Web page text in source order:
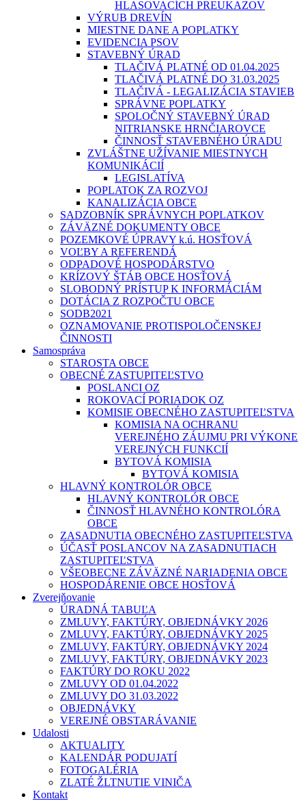
HLASOVACÍCH PREUKAZOV
VÝRUB DREVÍN
MIESTNE DANE A POPLATKY
EVIDENCIA PSOV
STAVEBNÝ ÚRAD
TLAČIVÁ PLATNÉ OD 01.04.2025
TLAČIVÁ PLATNÉ DO 31.03.2025
TLAČIVÁ - LEGALIZÁCIA STAVIEB
SPRÁVNE POPLATKY
SPOLOČNÝ STAVEBNÝ ÚRAD
NITRIANSKE HRNČIAROVCE
ČINNOSŤ STAVEBNÉHO ÚRADU
ZVLÁŠTNE UŽÍVANIE MIESTNYCH
KOMUNIKÁCIÍ
LEGISLATÍVA
POPLATOK ZA ROZVOJ
KANALIZÁCIA OBCE
SADZOBNÍK SPRÁVNYCH POPLATKOV
ZÁVÄZNÉ DOKUMENTY OBCE
POZEMKOVÉ ÚPRAVY k.ú. HOSŤOVÁ
VOĽBY A REFERENDÁ
ODPADOVÉ HOSPODÁRSTVO
KRÍZOVÝ ŠTÁB OBCE HOSŤOVÁ
SLOBODNÝ PRÍSTUP K INFORMÁCIÁM
DOTÁCIA Z ROZPOČTU OBCE
SODB2021
OZNAMOVANIE PROTISPOLOČENSKEJ
ČINNOSTI
Samospráva
STAROSTA OBCE
OBECNÉ ZASTUPITEĽSTVO
POSLANCI OZ
ROKOVACÍ PORIADOK OZ
KOMISIE OBECNÉHO ZASTUPITEĽSTVA
KOMISIA NA OCHRANU
VEREJNÉHO ZÁUJMU PRI VÝKONE
VEREJNÝCH FUNKCIÍ
BYTOVÁ KOMISIA
BYTOVÁ KOMISIA
HLAVNÝ KONTROLÓR OBCE
HLAVNÝ KONTROLÓR OBCE
ČINNOSŤ HLAVNÉHO KONTROLÓRA
OBCE
ZASADNUTIA OBECNÉHO ZASTUPITEĽSTVA
ÚČASŤ POSLANCOV NA ZASADNUTIACH
ZASTUPITEĽSTVA
VŠEOBECNE ZÁVÄZNÉ NARIADENIA OBCE
HOSPODÁRENIE OBCE HOSŤOVÁ
Zverejňovanie
ÚRADNÁ TABUĽA
ZMLUVY, FAKTÚRY, OBJEDNÁVKY 2026
ZMLUVY, FAKTÚRY, OBJEDNÁVKY 2025
ZMLUVY, FAKTÚRY, OBJEDNÁVKY 2024
ZMLUVY, FAKTÚRY, OBJEDNÁVKY 2023
FAKTÚRY DO ROKU 2022
ZMLUVY OD 01.04.2022
ZMLUVY DO 31.03.2022
OBJEDNÁVKY
VEREJNÉ OBSTARÁVANIE
Udalosti
AKTUALITY
KALENDÁR PODUJATÍ
FOTOGALÉRIA
ZLATÉ ŽLTNUTIE VINIČA
Kontakt